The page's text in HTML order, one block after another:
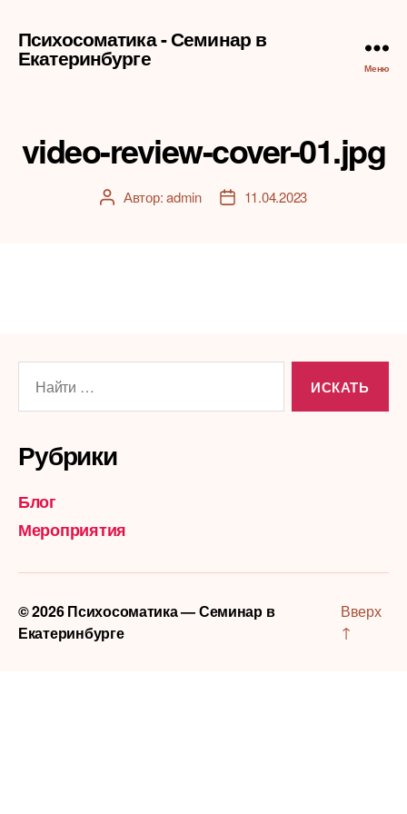
Психосоматика - Семинар в
Екатеринбурге Меню
video-review-cover-01.jpg
АвторАвтор:admin
Дата11.04.2023
Рубрики
Блог
Мероприятия
© 2026Психосоматика — Семинар в
Екатеринбурге
Вверх
↑